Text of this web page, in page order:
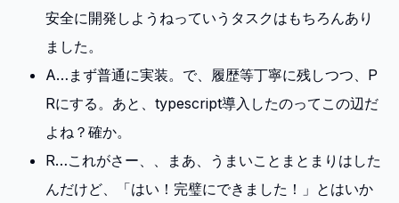
安全に開発しようねっていうタスクはもちろんあり
ました。
A…まず普通に実装。で、履歴等丁寧に残しつつ、P
Rにする。あと、typescript導入したのってこの辺だ
よね？確か。
R…これがさー、、まあ、うまいことまとまりはした
んだけど、「はい！完璧にできました！」とはいか